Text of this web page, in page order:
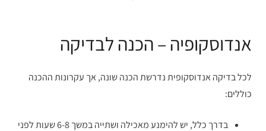
אנדוסקופיה – הכנה לבדיקה
לכל בדיקה אנדוסקופית נדרשת הכנה שונה, אך עקרונות ההכנה
כוללים:
בדרך כלל, יש להימנע מאכילה ושתייה במשך 6-8 שעות לפני